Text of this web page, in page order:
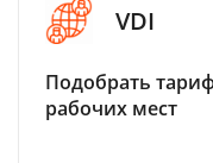
VDI
Подобрать
рабочих мест